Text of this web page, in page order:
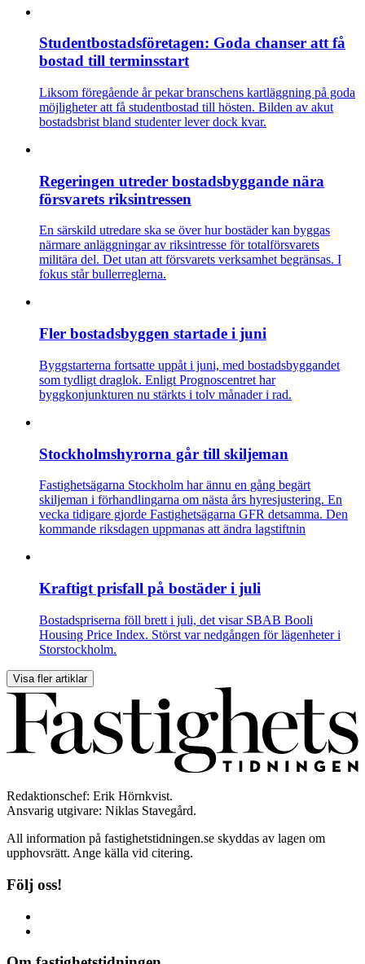
Studentbostadsföretagen: Goda chanser att få
bostad till terminsstart
Liksom föregående år pekar branschens kartläggning på goda
möjligheter att få studentbostad till hösten. Bilden av akut
bostadsbrist bland studenter lever dock kvar.
Regeringen utreder bostadsbyggande nära
försvarets riksintressen
En särskild utredare ska se över hur bostäder kan byggas
närmare anläggningar av riksintresse för totalförsvarets
militära del. Det utan att försvarets verksamhet begränsas. I
fokus står bullerreglerna.
Fler bostadsbyggen startade i juni
Byggstarterna fortsatte uppåt i juni, med bostadsbyggandet
som tydligt draglok. Enligt Prognoscentret har
byggkonjunkturen nu stärkts i tolv månader i rad.
Stockholmshyrorna går till skiljeman
Fastighetsägarna Stockholm har ännu en gång begärt
skiljeman i förhandlingarna om nästa års hyresjustering. En
vecka tidigare gjorde Fastighetsägarna GFR detsamma. Den
kommande riksdagen uppmanas att ändra lagstiftnin
Kraftigt prisfall på bostäder i juli
Bostadspriserna föll brett i juli, det visar SBAB Booli
Housing Price Index. Störst var nedgången för lägenheter i
Storstockholm.
Visa fler artiklar
Redaktionschef: Erik Hörnkvist.
Ansvarig utgivare: Niklas Stavegård.
All information på fastighetstidningen.se skyddas av lagen om
upphovsrätt. Ange källa vid citering.
Följ oss!